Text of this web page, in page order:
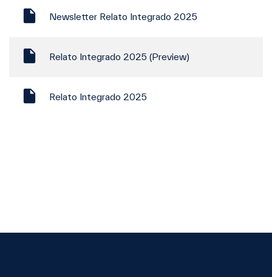
Newsletter Relato Integrado 2025
Relato Integrado 2025 (Preview)
Relato Integrado 2025